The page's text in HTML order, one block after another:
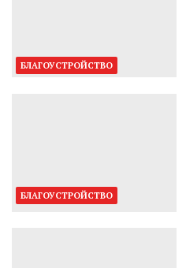
БЛАГОУСТРОЙСТВО
БЛАГОУСТРОЙСТВО